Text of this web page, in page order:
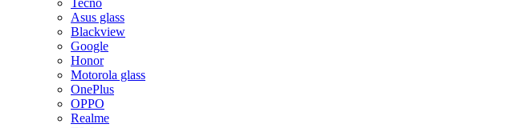
Tecno
Asus glass
Blackview
Google
Honor
Motorola glass
OnePlus
OPPO
Realme